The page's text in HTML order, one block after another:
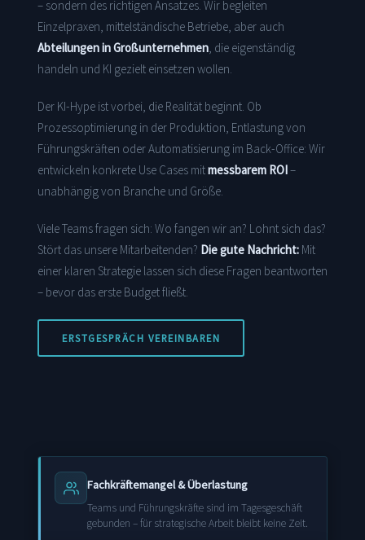
– sondern des richtigen Ansatzes. Wir begleiten
Einzelpraxen, mittelständische Betriebe, aber auch
Abteilungen in Großunternehmen, die eigenständig
handeln und KI gezielt einsetzen wollen.
Der KI-Hype ist vorbei, die Realität beginnt. Ob
Prozessoptimierung in der Produktion, Entlastung von
Führungskräften oder Automatisierung im Back-Office: Wir
entwickeln konkrete Use Cases mitmessbarem ROI–
unabhängig von Branche und Größe.
Viele Teams fragen sich: Wo fangen wir an? Lohnt sich das?
Stört das unsere Mitarbeitenden? Die gute Nachricht: Mit
einer klaren Strategie lassen sich diese Fragen beantworten
– bevor das erste Budget fließt.
ERSTGESPRÄCH VEREINBAREN
Fachkräftemangel & Überlastung
Teams und Führungskräfte sind im Tagesgeschäft
gebunden – für strategische Arbeit bleibt keine Zeit.